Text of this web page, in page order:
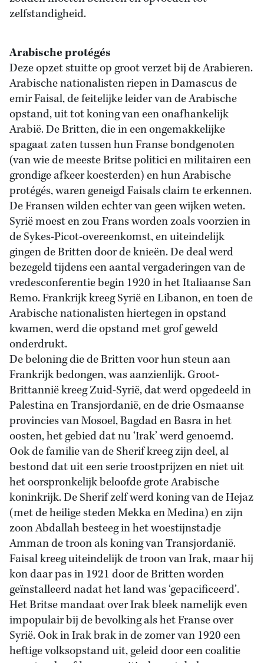
zelfstandigheid.
Arabische protégés
Deze opzet stuitte op groot verzet bij de Arabieren.
Arabische nationalisten riepen in Damascus de
emir Faisal, de feitelijke leider van de Arabische
opstand, uit tot koning van een onafhankelijk
Arabië. De Britten, die in een ongemakkelijke
spagaat zaten tussen hun Franse bondgenoten
(van wie de meeste Britse politici en militairen een
grondige afkeer koesterden) en hun Arabische
protégés, waren geneigd Faisals claim te erkennen.
De Fransen wilden echter van geen wijken weten.
Syrië moest en zou Frans worden zoals voorzien in
de Sykes-Picot-overeenkomst, en uiteindelijk
gingen de Britten door de knieën. De deal werd
bezegeld tijdens een aantal vergaderingen van de
vredesconferentie begin 1920 in het Italiaanse San
Remo. Frankrijk kreeg Syrië en Libanon, en toen de
Arabische nationalisten hiertegen in opstand
kwamen, werd die opstand met grof geweld
onderdrukt.
De beloning die de Britten voor hun steun aan
Frankrijk bedongen, was aanzienlijk. Groot-
Brittannië kreeg Zuid-Syrië, dat werd opgedeeld in
Palestina en Transjordanië, en de drie Osmaanse
provincies van Mosoel, Bagdad en Basra in het
oosten, het gebied dat nu ‘Irak’ werd genoemd.
Ook de familie van de Sherif kreeg zijn deel, al
bestond dat uit een serie troostprijzen en niet uit
het oorspronkelijk beloofde grote Arabische
koninkrijk. De Sherif zelf werd koning van de Hejaz
(met de heilige steden Mekka en Medina) en zijn
zoon Abdallah besteeg in het woestijnstadje
Amman de troon als koning van Transjordanië.
Faisal kreeg uiteindelijk de troon van Irak, maar hij
kon daar pas in 1921 door de Britten worden
geïnstalleerd nadat het land was ‘gepacificeerd’.
Het Britse mandaat over Irak bleek namelijk even
impopulair bij de bevolking als het Franse over
Syrië. Ook in Irak brak in de zomer van 1920 een
heftige volksopstand uit, geleid door een coalitie